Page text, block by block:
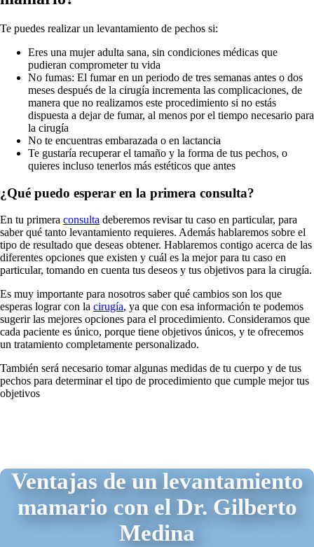
Te puedes realizar un levantamiento de pechos si:
Eres una mujer adulta sana, sin condiciones médicas que
pudieran comprometer tu vida
No fumas: El fumar en un periodo de tres semanas antes o dos
meses después de la cirugía incrementa las complicaciones, de
manera que no realizamos este procedimiento si no estás
dispuesta a dejar de fumar, al menos por el tiempo necesario para
la cirugía
No te encuentras embarazada o en lactancia
Te gustaría recuperar el tamaño y la forma de tus pechos, o
quieres incluso tenerlos más estéticos que antes
¿Qué puedo esperar en la primera consulta?
En tu primera consulta deberemos revisar tu caso en particular, para
saber qué tanto levantamiento requieres. Además hablaremos sobre el
tipo de resultado que deseas obtener. Hablaremos contigo acerca de las
diferentes opciones que existen y cuál es la mejor para tu caso en
particular, tomando en cuenta tus deseos y tus objetivos para la cirugía.
Es muy importante para nosotros saber qué cambios son los que
esperas lograr con la cirugía, ya que con esa información te podemos
sugerir las mejores opciones para el procedimiento. Consideramos que
cada paciente es único, porque tiene objetivos únicos, y te ofrecemos
un tratamiento completamente personalizado.
También será necesario tomar algunas medidas de tu cuerpo y de tus
pechos para determinar el tipo de procedimiento que cumple mejor tus
objetivos
Ventajas de un levantamiento
mamario con el Dr. Gilberto
Medina